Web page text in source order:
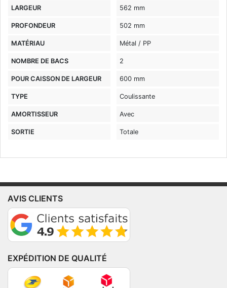
LARGEUR 562 mm
PROFONDEUR 502 mm
MATÉRIAU Métal / PP
NOMBRE DE BACS 2
POUR CAISSON DE LARGEUR 600 mm
TYPE Coulissante
AMORTISSEUR Avec
SORTIE Totale
AVIS CLIENTS
EXPÉDITION DE QUALITÉ